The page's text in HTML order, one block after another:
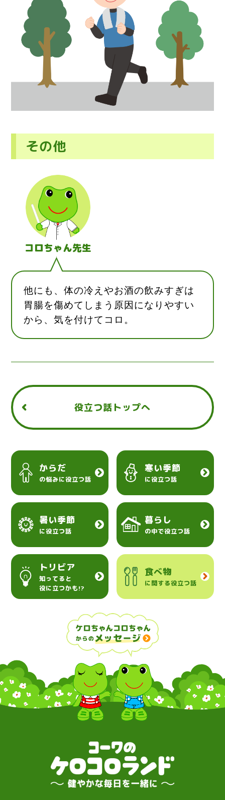
その他
コロちゃん先生
他にも、体の冷えやお酒の飲みすぎは
胃腸を傷めてしまう原因になりやすい
から、気を付けてコロ。
役立つ話トップへ
からだ
の悩みに役立つ話
寒い季節
に役立つ話
暑い季節
に役立つ話
暮らし
の中で役立つ話
トリビア
知ってると
役に立つかも!?
食べ物
に関する役立つ話